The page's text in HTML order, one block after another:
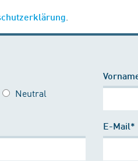
Neutral
E-Mail*